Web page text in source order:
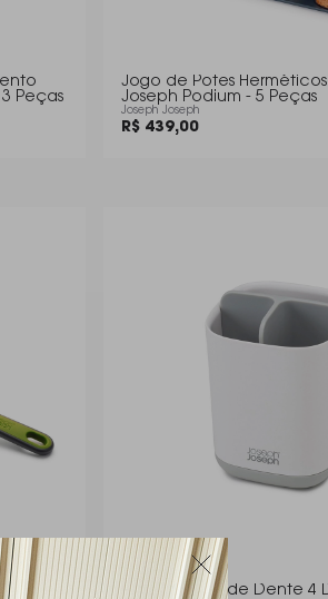
Peças
Jogo de Potes
Joseph Podium - 5 Peças
Joseph Joseph
R$ 439,00
Scoop
Porta Escova de Dente 4